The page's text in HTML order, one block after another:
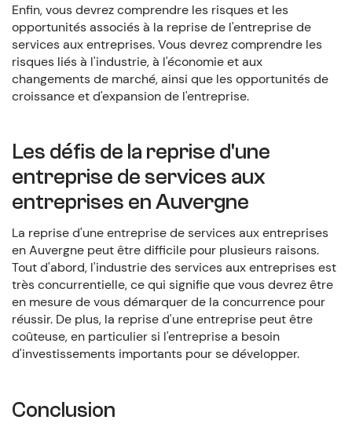
Enfin, vous devrez comprendre les risques et les
opportunités associés à la reprise de l'entreprise de
services aux entreprises. Vous devrez comprendre les
risques liés à l'industrie, à l'économie et aux
changements de marché, ainsi que les opportunités de
croissance et d'expansion de l'entreprise.
Les défis de la reprise d'une
entreprise de services aux
entreprises en Auvergne
La reprise d'une entreprise de services aux entreprises
en Auvergne peut être difficile pour plusieurs raisons.
Tout d'abord, l'industrie des services aux entreprises est
très concurrentielle, ce qui signifie que vous devrez être
en mesure de vous démarquer de la concurrence pour
réussir. De plus, la reprise d'une entreprise peut être
coûteuse, en particulier si l'entreprise a besoin
d'investissements importants pour se développer.
Conclusion